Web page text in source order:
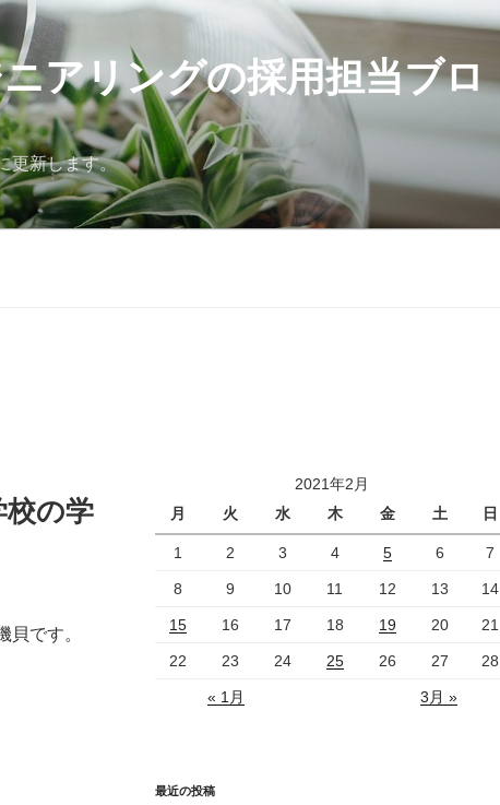
アリングの採用担当ブロ
更新します。
校の学
です。
2021年2月
月
火 水 木 金 土 日
1 2 3 4 5 6 7
8 9 10 11 12 13 14
15 16 17 18 19 20 21
22 23 24 25 26 27 28
« 1月 3月 »
最近の投稿